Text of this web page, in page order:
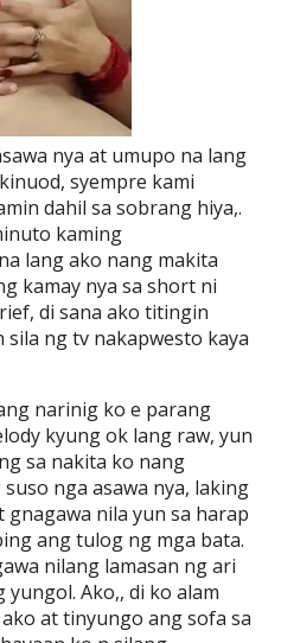
nya at umupo na lang
syempre kami
dahil sa sobrang hiya,.
kaming
lang ako nang makita
kamay nya sa short ni
di sana ako titingin
sila ng tv nakapwesto kaya
narinig ko e parang
kyung ok lang raw, yun
sa nakita ko nang
nga asawa nya, laking
nila yun sa harap
ang tulog ng mga bata.
nilang lamasan ng ari
Ako,, di ko alam
at tinyungo ang sofa sa